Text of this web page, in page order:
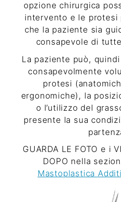
opzione chirurgica
intervento e le protesi
che la paziente sia
consapevole di
La paziente può,
consapevolmente
protesi
ergonomiche), la
o l’utilizzo del
presente la sua
GUARDA LE FOTO e i
DOPO nella
Mastoplastica